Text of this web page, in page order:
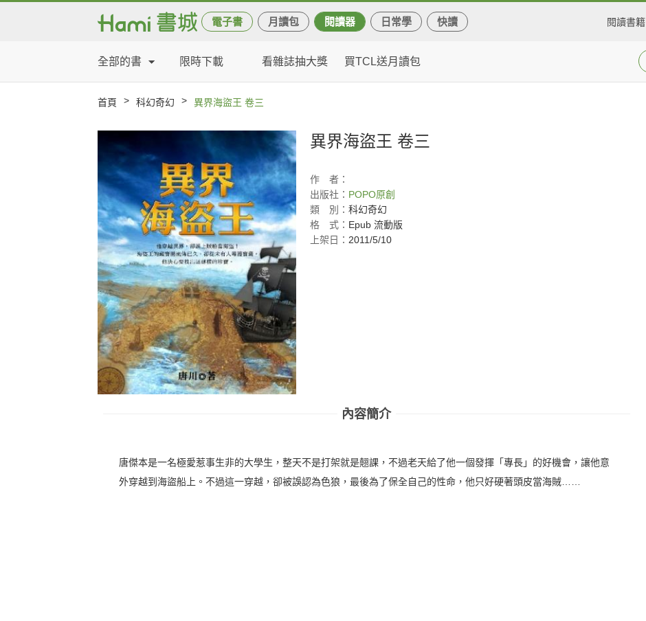
電子書 月讀包 閱讀器 日常學 快讀 閱讀書籍
全部的書 限時下載 看雜誌抽大獎 買TCL送月讀包
首頁 > 科幻奇幻 > 異界海盜王 卷三
異界海盜王 卷三
作
者：
出版社： POPO原創
類
別： 科幻奇幻
格
式： Epub 流動版
上架日： 2011/5/10
內容簡介
唐傑本是一名極愛惹事生非的大學生，整天不是打架就是翹課，不過老天給了他一個發揮「專長」的好機會，讓他意
外穿越到海盜船上。不過這一穿越，卻被誤認為色狼，最後為了保全自己的性命，他只好硬著頭皮當海賊……